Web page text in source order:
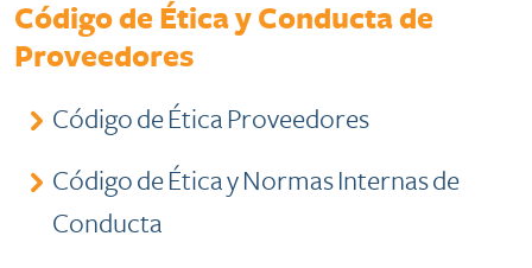
Código de É​tica y Conducta de
Proveedores
​Código de É​tica Proveedores
Código de Ética y Normas Internas de
Conducta